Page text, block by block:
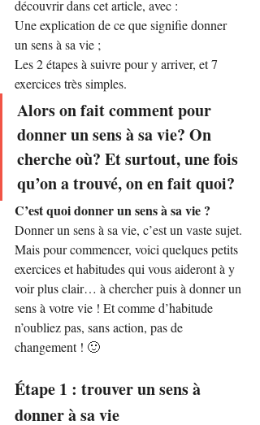
découvrir dans cet article, avec :
Une explication de ce que signifie donner
un sens à sa vie ;
Les 2 étapes à suivre pour y arriver, et 7
exercices très simples.
Alors on fait comment pour
donner un sens à sa vie? On
cherche où? Et surtout, une fois
qu’on a trouvé, on en fait quoi?
C’est quoi donner un sens à sa vie ?
Donner un sens à sa vie, c’est un vaste sujet.
Mais pour commencer, voici quelques petits
exercices et habitudes qui vous aideront à y
voir plus clair… à chercher puis à donner un
sens à votre vie ! Et comme d’habitude
n’oubliez pas, sans action, pas de
changement ! 🙂
Étape 1 : trouver un sens à
donner à sa vie